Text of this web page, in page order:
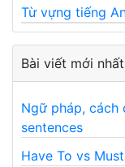
Từ vựng tiếng
Bài viết mới nhất
Ngữ pháp, cách
sentences
Have To vs